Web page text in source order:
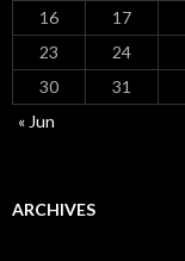
16
17
23
24
30
31
« Jun
ARCHIVES